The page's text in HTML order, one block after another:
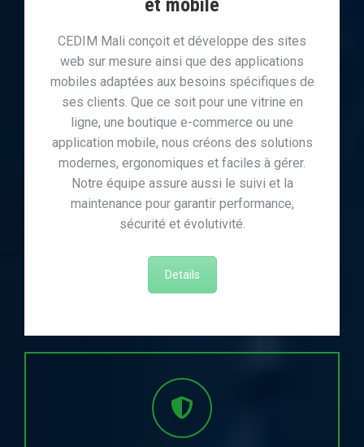
et mobile
CEDIM Mali conçoit et développe des sites
web sur mesure ainsi que des applications
mobiles adaptées aux besoins spécifiques de
ses clients. Que ce soit pour une vitrine en
ligne, une boutique e-commerce ou une
application mobile, nous créons des solutions
modernes, ergonomiques et faciles à gérer.
Notre équipe assure aussi le suivi et la
maintenance pour garantir performance,
sécurité et évolutivité.
Details